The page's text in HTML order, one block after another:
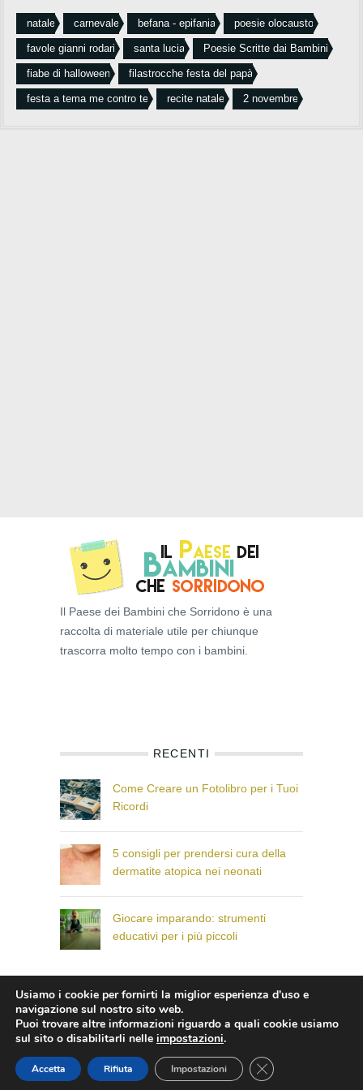
natale carnevale befana - epifania poesie olocausto
favole gianni rodari santa lucia Poesie Scritte dai Bambini
fiabe di halloween filastrocche festa del papà
festa a tema me contro te recite natale 2 novembre
Il Paese dei Bambini che Sorridono è una
raccolta di materiale utile per chiunque
trascorra molto tempo con i bambini.
RECENTI
Come Creare un Fotolibro per i Tuoi
Ricordi
5 consigli per prendersi cura della
dermatite atopica nei neonati
Giocare imparando: strumenti
educativi per i più piccoli
© Il Paese dei Bambini che Sorridono
Usiamo i cookie per fornirti la miglior esperienza d'uso e
navigazione sul nostro sito web.
Puoi trovare altre informazioni riguardo a quali cookie usiamo
sul sito o disabilitarli nelle impostazioni.
Accetta Rifiuta Impostazioni CLOSE GDPR